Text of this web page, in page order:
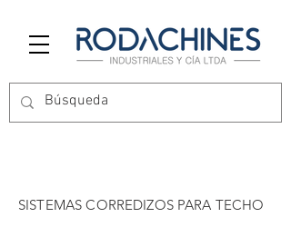
SISTEMAS CORREDIZOS PARA TECHO